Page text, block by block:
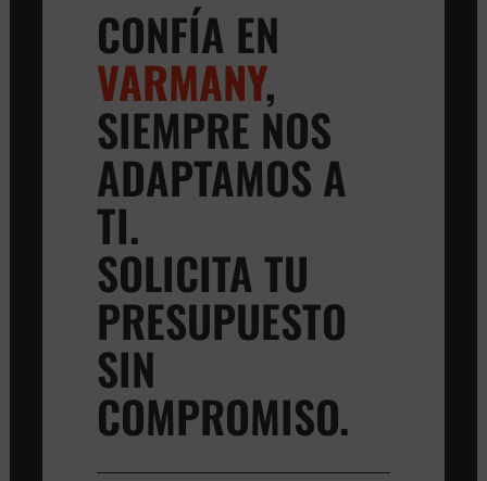
CONFÍA EN
VARMANY,
SIEMPRE NOS
ADAPTAMOS A
TI.
SOLICITA TU
PRESUPUESTO
SIN
COMPROMISO.